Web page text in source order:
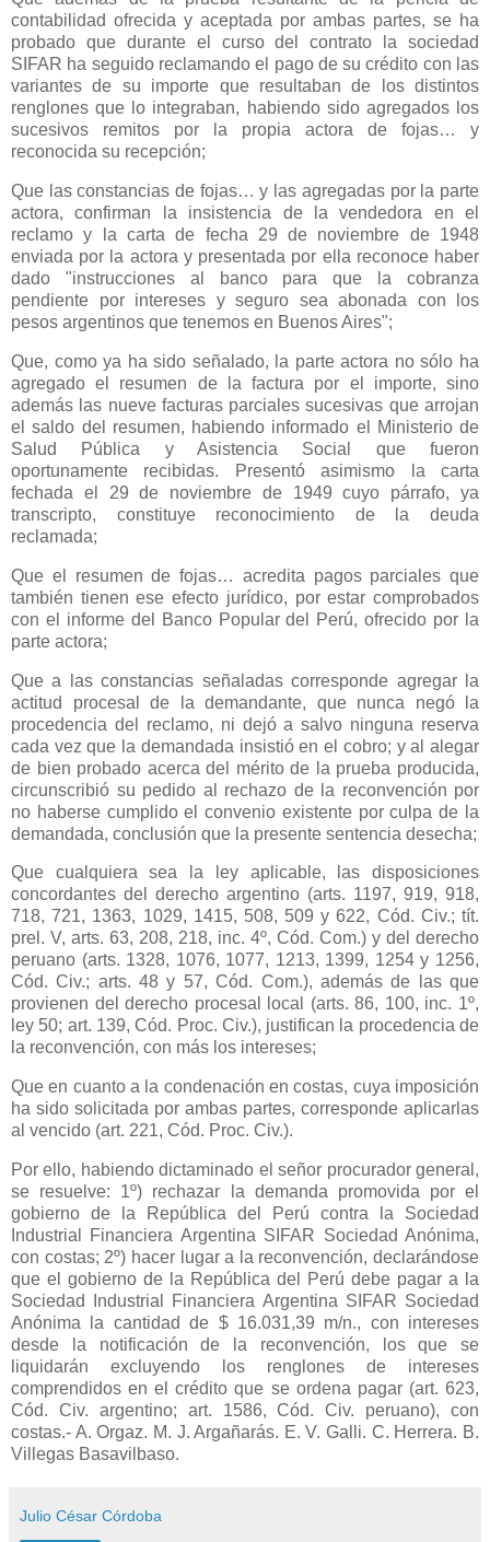
contabilidad ofrecida y aceptada por ambas partes, se ha
probado que durante el curso del contrato la sociedad
SIFAR ha seguido reclamando el pago de su crédito con las
variantes de su importe que resultaban de los distintos
renglones que lo integraban, habiendo sido agregados los
sucesivos remitos por la propia actora de fojas… y
reconocida su recepción;
Que las constancias de fojas… y las agregadas por la parte
actora, confirman la insistencia de la vendedora en el
reclamo y la carta de fecha 29 de noviembre de 1948
enviada por la actora y presentada por ella reconoce haber
dado "instrucciones al banco para que la cobranza
pendiente por intereses y seguro sea abonada con los
pesos argentinos que tenemos en Buenos Aires";
Que, como ya ha sido señalado, la parte actora no sólo ha
agregado el resumen de la factura por el importe, sino
además las nueve facturas parciales sucesivas que arrojan
el saldo del resumen, habiendo informado el Ministerio de
Salud Pública y Asistencia Social que fueron
oportunamente recibidas. Presentó asimismo la carta
fechada el 29 de noviembre de 1949 cuyo párrafo, ya
transcripto, constituye reconocimiento de la deuda
reclamada;
Que el resumen de fojas… acredita pagos parciales que
también tienen ese efecto jurídico, por estar comprobados
con el informe del Banco Popular del Perú, ofrecido por la
parte actora;
Que a las constancias señaladas corresponde agregar la
actitud procesal de la demandante, que nunca negó la
procedencia del reclamo, ni dejó a salvo ninguna reserva
cada vez que la demandada insistió en el cobro; y al alegar
de bien probado acerca del mérito de la prueba producida,
circunscribió su pedido al rechazo de la reconvención por
no haberse cumplido el convenio existente por culpa de la
demandada, conclusión que la presente sentencia desecha;
Que cualquiera sea la ley aplicable, las disposiciones
concordantes del derecho argentino (arts. 1197, 919, 918,
718, 721, 1363, 1029, 1415, 508, 509 y 622, Cód. Civ.; tít.
prel. V, arts. 63, 208, 218, inc. 4º, Cód. Com.) y del derecho
peruano (arts. 1328, 1076, 1077, 1213, 1399, 1254 y 1256,
Cód. Civ.; arts. 48 y 57, Cód. Com.), además de las que
provienen del derecho procesal local (arts. 86, 100, inc. 1º,
ley 50; art. 139, Cód. Proc. Civ.), justifican la procedencia de
la reconvención, con más los intereses;
Que en cuanto a la condenación en costas, cuya imposición
ha sido solicitada por ambas partes, corresponde aplicarlas
al vencido (art. 221, Cód. Proc. Civ.).
Por ello, habiendo dictaminado el señor procurador general,
se resuelve: 1º) rechazar la demanda promovida por el
gobierno de
la República del Perú contra
la Sociedad
Industrial
Financiera Argentina SIFAR Sociedad Anónima,
con costas; 2º) hacer lugar a la reconvención, declarándose
que el gobierno de la República del Perú debe pagar a
la
Sociedad Industrial
Financiera Argentina SIFAR Sociedad
Anónima la cantidad de $ 16.031,39 m/n., con intereses
desde la notificación de la reconvención, los que se
liquidarán excluyendo los renglones de intereses
comprendidos en el crédito que se ordena pagar (art. 623,
Cód. Civ. argentino; art. 1586, Cód. Civ. peruano), con
costas.- A. Orgaz. M. J. Argañarás. E. V. Galli. C. Herrera. B.
Villegas Basavilbaso.
Julio César Córdoba